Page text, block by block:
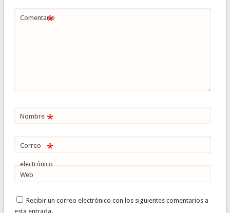
Comentario
*
Nombre *
Correo
electrónico
*
Web
Recibir un correo electrónico con los siguientes comentarios a
esta entrada.